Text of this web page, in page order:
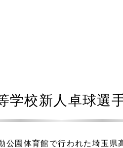
学校新人卓球選
公園体育館で行われた埼玉